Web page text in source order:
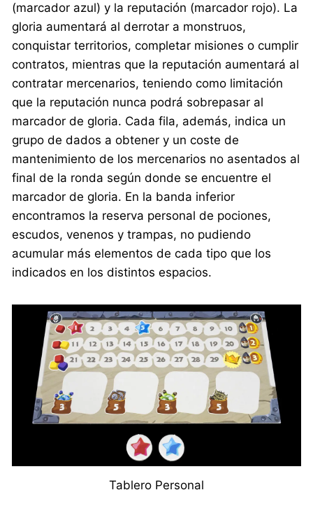
(marcador azul) y la reputación (marcador rojo). La
gloria aumentará al derrotar a monstruos,
conquistar territorios, completar misiones o cumplir
contratos, mientras que la reputación aumentará al
contratar mercenarios, teniendo como limitación
que la reputación nunca podrá sobrepasar al
marcador de gloria. Cada fila, además, indica un
grupo de dados a obtener y un coste de
mantenimiento de los mercenarios no asentados al
final de la ronda según donde se encuentre el
marcador de gloria. En la banda inferior
encontramos la reserva personal de pociones,
escudos, venenos y trampas, no pudiendo
acumular más elementos de cada tipo que los
indicados en los distintos espacios.
Tablero Personal